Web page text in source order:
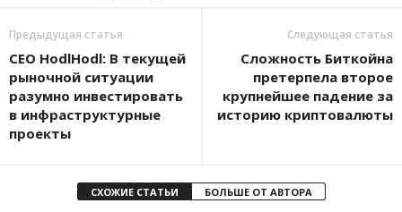
Предыдущая статья
CEO HodlHodl: В текущей
рыночной ситуации
разумно инвестировать
в инфраструктурные
проекты
Следующая статья
Сложность Биткойна
претерпела второе
крупнейшее падение за
историю криптовалюты
СХОЖИЕ СТАТЬИ БОЛЬШЕ ОТ АВТОРА